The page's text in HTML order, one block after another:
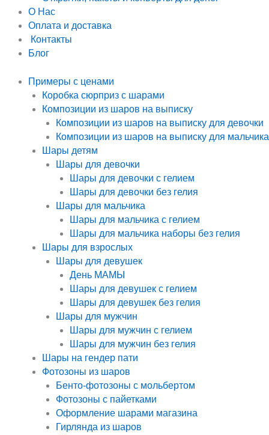
О Нас
Оплата и доставка
Контакты
Блог
Примеры с ценами
Коробка сюрприз с шарами
Композиции из шаров на выписку
Композиции из шаров на выписку для девочки
Композиции из шаров на выписку для мальчика
Шары детям
Шары для девочки
Шары для девочки с гелием
Шары для девочки без гелия
Шары для мальчика
Шары для мальчика с гелием
Шары для мальчика наборы без гелия
Шары для взрослых
Шары для девушек
День МАМЫ
Шары для девушек с гелием
Шары для девушек без гелия
Шары для мужчин
Шары для мужчин с гелием
Шары для мужчин без гелия
Шары на гендер пати
Фотозоны из шаров
Бенто-фотозоны с мольбертом
Фотозоны с пайетками
Оформление шарами магазина
Гирлянда из шаров